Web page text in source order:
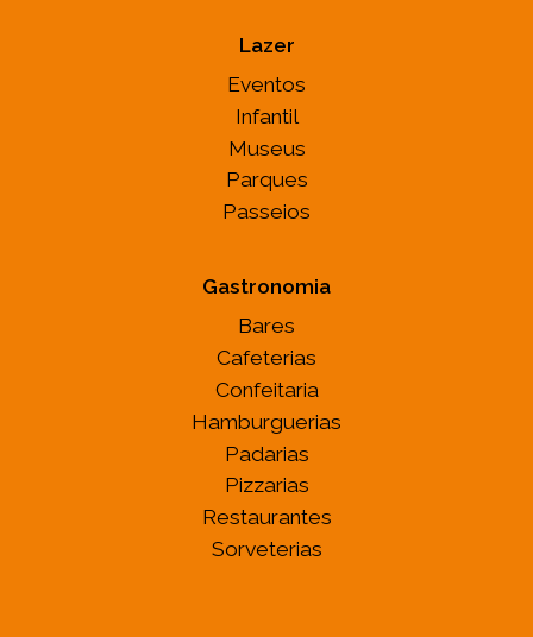
Lazer
Eventos
Infantil
Museus
Parques
Passeios
Gastronomia
Bares
Cafeterias
Confeitaria
Hamburguerias
Padarias
Pizzarias
Restaurantes
Sorveterias